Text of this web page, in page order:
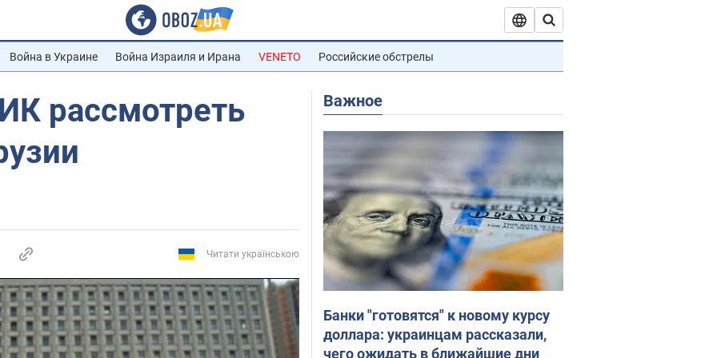
Война в Украине Война Израиля и Ирана VENETO Российские обстрелы
рассмотреть
Читати українською
Важное
Банки "готовятся" к новому курсу
доллара: украинцам рассказали,
чего ожидать в ближайшие дни